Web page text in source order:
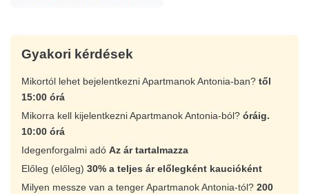
Gyakori kérdések
Mikortól lehet bejelentkezni Apartmanok Antonia-ban? től
15:00 órá
Mikorra kell kijelentkezni Apartmanok Antonia-ból? óráig.
10:00 órá
Idegenforgalmi adó Az ár tartalmazza
Előleg (előleg) 30% a teljes ár előlegként kaucióként
Milyen messze van a tenger Apartmanok Antonia-tól? 200